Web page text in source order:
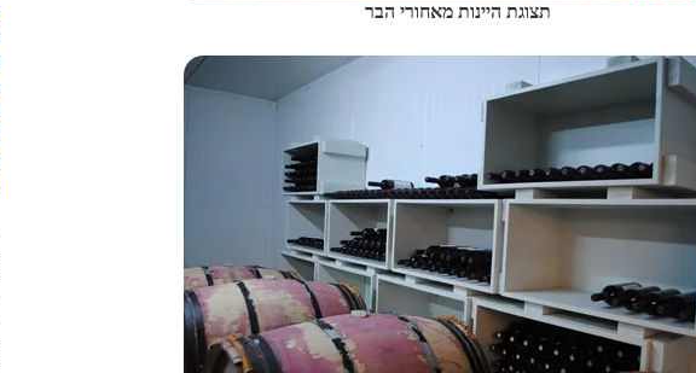
תצוגת היינות מאחורי הבר